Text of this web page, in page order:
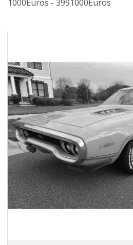
1000Euros - 3991000Euros